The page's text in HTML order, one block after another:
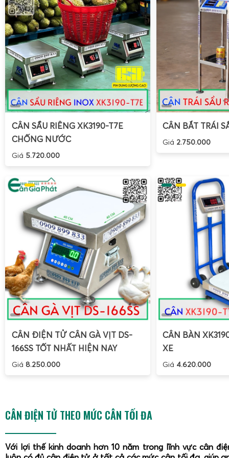
CÂN SẦU RIÊNG XK3190-T7E
CHỐNG NƯỚC
Giá 5.720.000
CÂN BẮT TRÁI
Giá 2.750.000
CÂN ĐIỆN TỬ CÂN GÀ VỊT DS-
166SS TỐT NHẤT HIỆN NAY
Giá 8.250.000
CÂN BÀN
XE
Giá 4.620.000
CÂN ĐIỆN TỬ THEO MỨC CÂN TỐI ĐA
Với lợi thế kinh doanh hơn 10 năm trong lĩnh vực cân